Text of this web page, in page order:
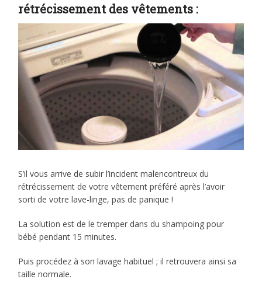
rétrécissement des vêtements :
S’il vous arrive de subir l’incident malencontreux du
rétrécissement de votre vêtement préféré après l’avoir
sorti de votre lave-linge, pas de panique !
La solution est de le tremper dans du shampoing pour
bébé pendant 15 minutes.
Puis procédez à son lavage habituel ; il retrouvera ainsi sa
taille normale.